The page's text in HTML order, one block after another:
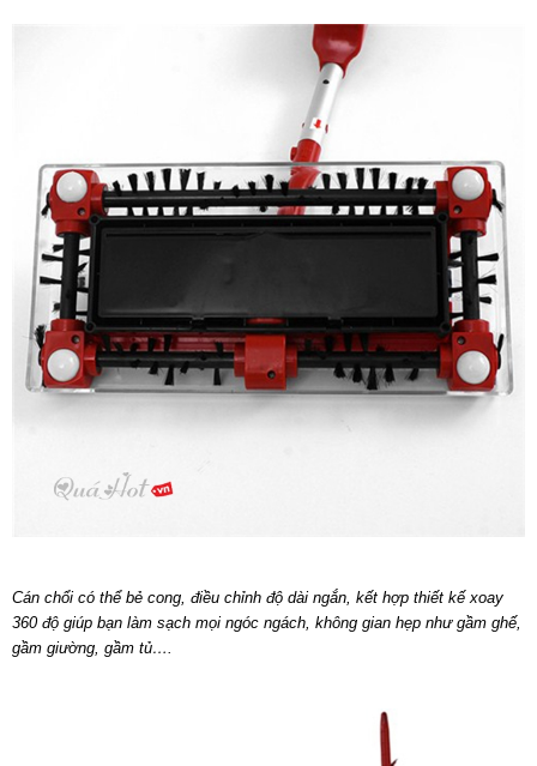
Cán chổi có thể bẻ cong, điều chỉnh độ dài ngắn, kết hợp thiết kế xoay
360 độ giúp bạn làm sạch mọi ngóc ngách, không gian hẹp như gầm ghế,
gầm giường, gầm tủ….